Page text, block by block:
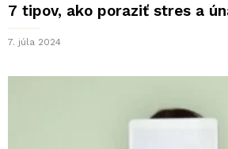
7 tipov, ako poraziť stres a
7. júla 2024